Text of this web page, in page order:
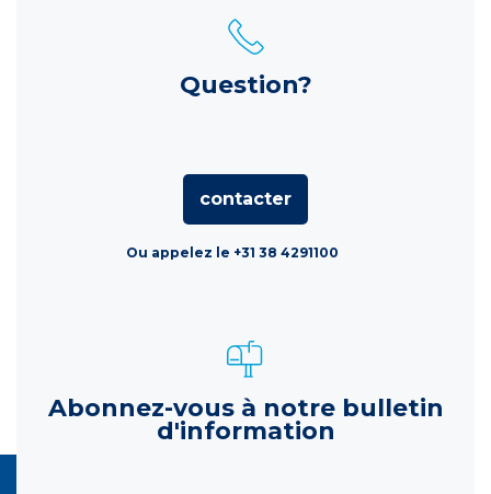
Question?
contacter
Ou appelez le +31 38 4291100
Abonnez-vous à notre bulletin
d'information